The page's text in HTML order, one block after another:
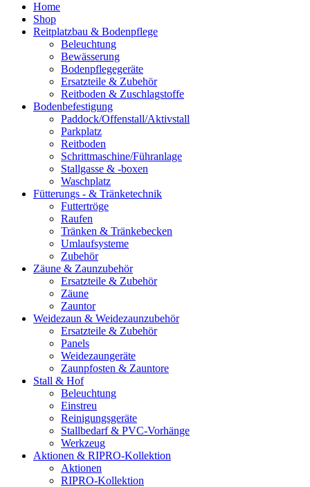
Home
Shop
Reitplatzbau & Bodenpflege
Beleuchtung
Bewässerung
Bodenpflegegeräte
Ersatzteile & Zubehör
Reitboden & Zuschlagstoffe
Bodenbefestigung
Paddock/Offenstall/Aktivstall
Parkplatz
Reitboden
Schrittmaschine/Führanlage
Stallgasse & -boxen
Waschplatz
Fütterungs - & Tränketechnik
Futtertröge
Raufen
Tränken & Tränkebecken
Umlaufsysteme
Zubehör
Zäune & Zaunzubehör
Ersatzteile & Zubehör
Zäune
Zauntor
Weidezaun & Weidezaunzubehör
Ersatzteile & Zubehör
Panels
Weidezaungeräte
Zaunpfosten & Zauntore
Stall & Hof
Beleuchtung
Einstreu
Reinigungsgeräte
Stallbedarf & PVC-Vorhänge
Werkzeug
Aktionen & RIPRO-Kollektion
Aktionen
RIPRO-Kollektion